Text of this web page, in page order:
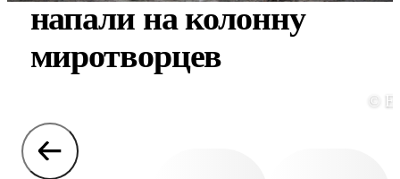
напали на колонну
миротворцев
©